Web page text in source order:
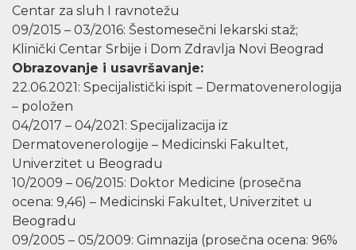
Centar za sluh I ravnotežu
09/2015 – 03/2016: Šestomesečni lekarski staž;
Klinički Centar Srbije i Dom Zdravlja Novi Beograd
Obrazovanje i usavršavanje:
22.06.2021: Specijalistički ispit – Dermatovenerologija
– položen
04/2017 – 04/2021: Specijalizacija iz
Dermatovenerologije – Medicinski Fakultet,
Univerzitet u Beogradu
10/2009 – 06/2015: Doktor Medicine (prosečna
ocena: 9,46) – Medicinski Fakultet, Univerzitet u
Beogradu
09/2005 – 05/2009: Gimnazija (prosečna ocena: 96%